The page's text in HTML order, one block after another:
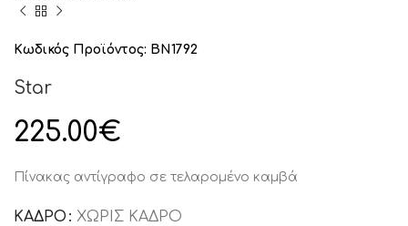
Κωδικός Προϊόντος: BN1792
Star
225.00€
Πίνακας αντίγραφο σε τελαρομένο καμβά
ΚΑΔΡΟ ΧΩΡΙΣ ΚΑΔΡΟ